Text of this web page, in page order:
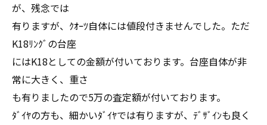
が、残念では
有りますが、ｸｵｰﾂ自体には値段付きませんでした。ただ
K18ﾘﾝｸﾞの台座
にはK18としての金額が付いております。台座自体が非
常に大きく、重さ
も有りましたので5万の査定額が付いております。
ﾀﾞｲﾔの方も、細かいﾀﾞｲﾔでは有りますが、ﾃﾞｻﾞｲﾝも良く